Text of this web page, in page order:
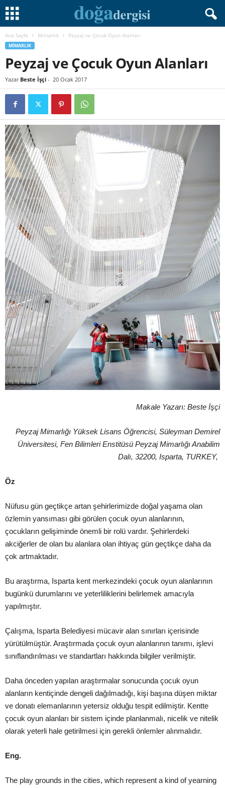
Ana Sayfa Mimarlık Peyzaj ve Çocuk Oyun Alanları
MIMARLIK
Peyzaj ve Çocuk Oyun Alanları
Yazar Beste İşçi - 20 Ocak 2017
Makale Yazarı: Beste İşçi
Peyzaj Mimarlığı Yüksek Lisans Öğrencisi, Süleyman Demirel
Üniversitesi, Fen Bilimleri Enstitüsü Peyzaj Mimarlığı Anabilim
Dalı, 32200, Isparta, TURKEY,
Öz
Nüfusu gün geçtikçe artan şehirlerimizde doğal yaşama olan
özlemin yansıması gibi görülen çocuk oyun alanlarının,
çocukların gelişiminde önemli bir rolü vardır. Şehirlerdeki
akciğerler de olan bu alanlara olan ihtiyaç gün geçtikçe daha da
çok artmaktadır.
Bu araştırma, Isparta kent merkezindeki çocuk oyun alanlarının
bugünkü durumlarını ve yeterliliklerini belirlemek amacıyla
yapılmıştır.
Çalışma, Isparta Belediyesi mücavir alan sınırları içerisinde
yürütülmüştür. Araştırmada çocuk oyun alanlarının tanımı, işlevi
sınıflandırılması ve standartları hakkında bilgiler verilmiştir.
Daha önceden yapılan araştırmalar sonucunda çocuk oyun
alanların kentiçinde dengeli dağılmadığı, kişi başına düşen miktar
ve donatı elemanlarının yetersiz olduğu tespit edilmiştir. Kentte
çocuk oyun alanları bir sistem içinde planlanmalı, nicelik ve nitelik
olarak yeterli hale getirilmesi için gerekli önlemler alınmalıdır.
Eng.
The play grounds in the cities, which represent a kind of yearning